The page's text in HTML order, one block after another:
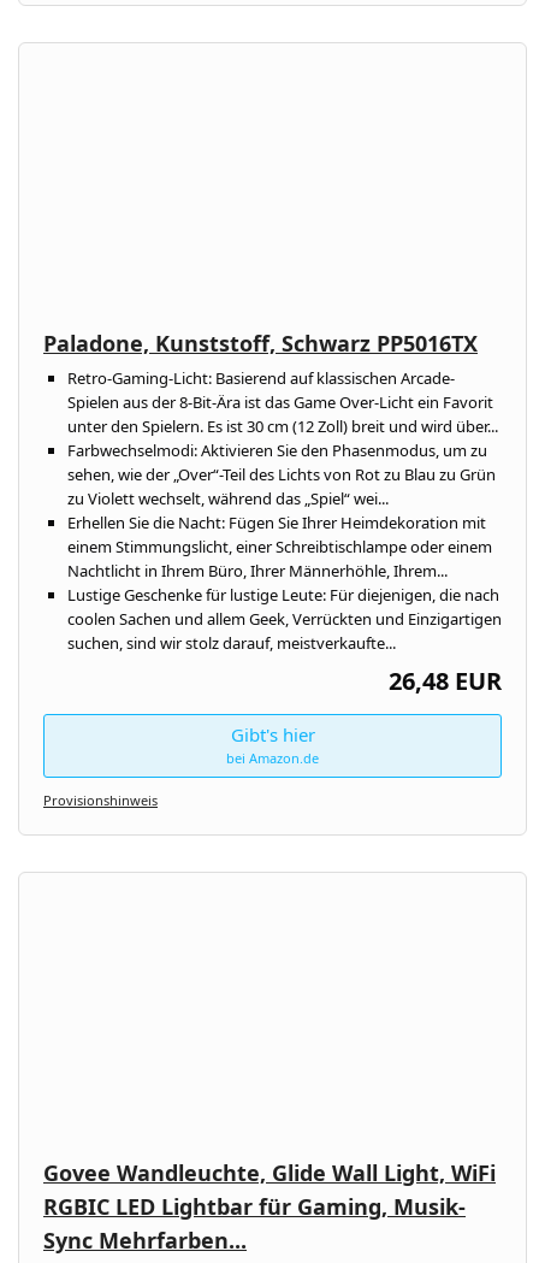
Paladone, Kunststoff, Schwarz PP5016TX
Retro-Gaming-Licht: Basierend auf klassischen Arcade-
Spielen aus der 8-Bit-Ära ist das Game Over-Licht ein Favorit
unter den Spielern. Es ist 30 cm (12 Zoll) breit und wird über...
Farbwechselmodi: Aktivieren Sie den Phasenmodus, um zu
sehen, wie der „Over“-Teil des Lichts von Rot zu Blau zu Grün
zu Violett wechselt, während das „Spiel“ wei...
Erhellen Sie die Nacht: Fügen Sie Ihrer Heimdekoration mit
einem Stimmungslicht, einer Schreibtischlampe oder einem
Nachtlicht in Ihrem Büro, Ihrer Männerhöhle, Ihrem...
Lustige Geschenke für lustige Leute: Für diejenigen, die nach
coolen Sachen und allem Geek, Verrückten und Einzigartigen
suchen, sind wir stolz darauf, meistverkaufte...
26,48 EUR
Gibt's hier
bei Amazon.de
Provisionshinweis
Govee Wandleuchte, Glide Wall Light, WiFi
RGBIC LED Lightbar für Gaming, Musik-
Sync Mehrfarben...